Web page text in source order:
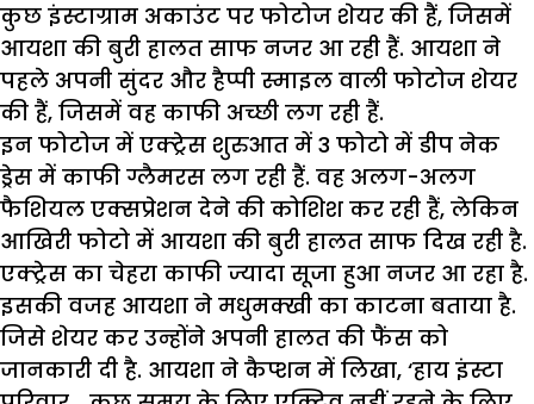
कुछ इंस्टाग्राम अकाउंट पर फोटोज शेयर की हैं, जिसमें
आयशा की बुरी हालत साफ नजर आ रही हैं. आयशा ने
पहले अपनी सुंदर और हैप्पी स्माइल वाली फोटोज शेयर
की हैं, जिसमें वह काफी अच्छी लग रही हैं.
इन फोटोज में एक्ट्रेस शुरुआत में 3 फोटो में डीप नेक
ड्रेस में काफी ग्लैमरस लग रही हैं. वह अलग-अलग
फैशियल एक्सप्रेशन देने की कोशिश कर रही हैं, लेकिन
आखिरी फोटो में आयशा की बुरी हालत साफ दिख रही है.
एक्ट्रेस का चेहरा काफी ज्यादा सूजा हुआ नजर आ रहा है.
इसकी वजह आयशा ने मधुमक्खी का काटना बताया है.
जिसे शेयर कर उन्होंने अपनी हालत की फैंस को
जानकारी दी है. आयशा ने कैप्शन में लिखा, ‘हाय इंस्टा